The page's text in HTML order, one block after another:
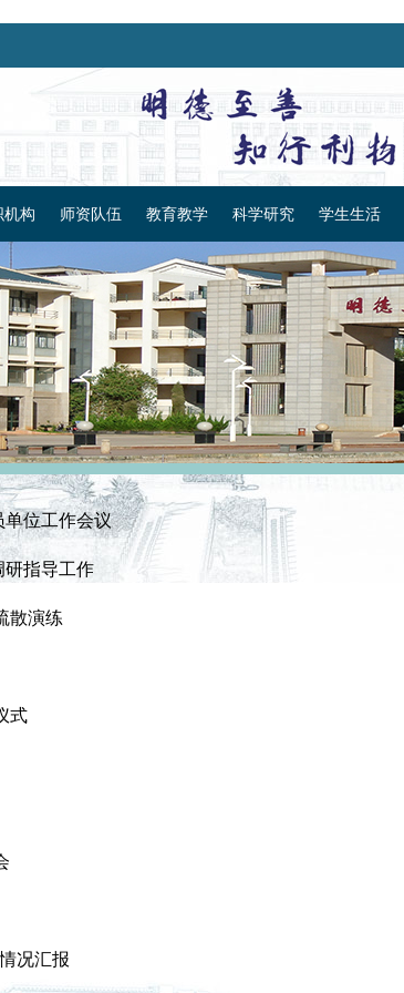
机构 师资队伍 教育教学 科学研究 学生生活
单位工作会议
研指导工作
散演练
式
况汇报